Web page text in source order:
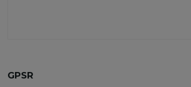
GPSR